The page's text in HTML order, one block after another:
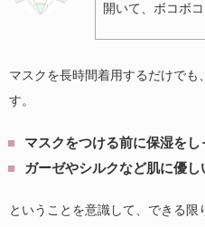
開いて、ボコボ
マスクを長時間着用するだけでも
す。
マスクをつける前に保湿をし
ガーゼやシルクなど肌に優
ということを意識して、できる